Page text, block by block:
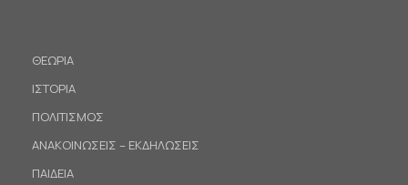
ΘΕΩΡΙΑ
ΙΣΤΟΡΙΑ
ΠΟΛΙΤΙΣΜΟΣ
ΑΝΑΚΟΙΝΩΣΕΙΣ – ΕΚΔΗΛΩΣΕΙΣ
ΠΑΙΔΕΙΑ